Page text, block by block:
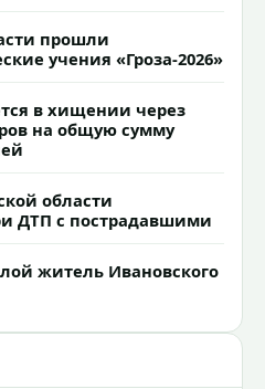
прошли
учения «Гроза-2026»
в хищении через
на общую сумму
области
ДТП с пострадавшими
житель Ивановского